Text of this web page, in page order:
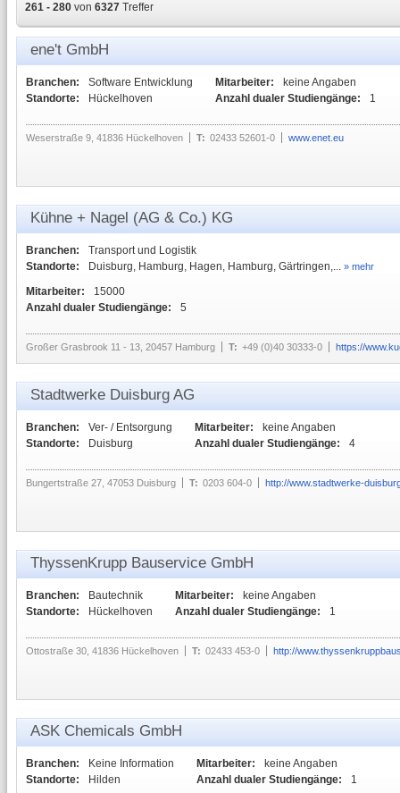
261 - 280 von 6327 Treffer
ene't GmbH
Branchen:
Software Entwicklung
Standorte:
Hückelhoven
Mitarbeiter:
keine Angaben
Anzahl dualer Studiengänge:
1
Weserstraße 9, 41836 Hückelhoven T: 02433 52601-0 www.enet.eu
Kühne + Nagel (AG & Co.) KG
Branchen:
Transport und Logistik
Standorte:
Duisburg, Hamburg, Hagen, Hamburg, Gärtringen,... » mehr
Mitarbeiter:
15000
Anzahl dualer Studiengänge:
5
Großer Grasbrook 11 - 13, 20457 Hamburg T: +49 (0)40 30333-0 https://
Stadtwerke Duisburg AG
Branchen:
Ver- / Entsorgung
Standorte:
Duisburg
Mitarbeiter:
keine Angaben
Anzahl dualer Studiengänge:
4
Bungertstraße 27, 47053 Duisburg T: 0203 604-0 http://www.stadtwerke-
ThyssenKrupp Bauservice GmbH
Branchen:
Bautechnik
Standorte:
Hückelhoven
Mitarbeiter:
keine Angaben
Anzahl dualer Studiengänge:
1
Ottostraße 30, 41836 Hückelhoven T: 02433 453-0 http://
ASK Chemicals GmbH
Branchen:
Keine Information
Standorte:
Hilden
Mitarbeiter:
keine Angaben
Anzahl dualer Studiengänge:
1